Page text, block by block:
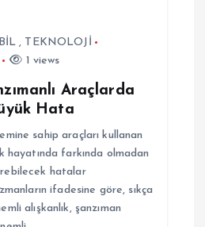
, TEKNOLOJİ
1 views
Araçlarda
Hata
sahip araçları kullanan
hayatında farkında olmadan
hatalar
ifadesine göre, sıkça
alışkanlık, şanzıman